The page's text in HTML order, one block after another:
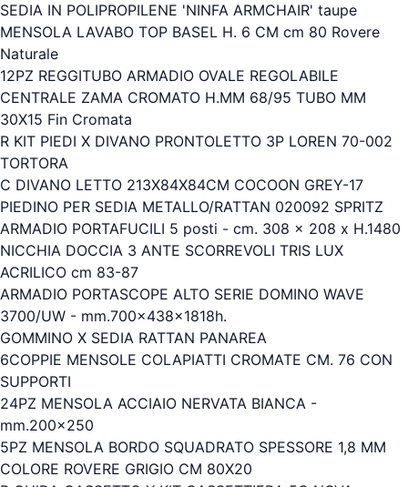
SEDIA IN POLIPROPILENE 'NINFA ARMCHAIR' taupe
MENSOLA LAVABO TOP BASEL H. 6 CM cm 80 Rovere
Naturale
12PZ REGGITUBO ARMADIO OVALE REGOLABILE
CENTRALE ZAMA CROMATO H.MM 68/95 TUBO MM
30X15 Fin Cromata
R KIT PIEDI X DIVANO PRONTOLETTO 3P LOREN 70-002
TORTORA
C DIVANO LETTO 213X84X84CM COCOON GREY-17
PIEDINO PER SEDIA METALLO/RATTAN 020092 SPRITZ
ARMADIO PORTAFUCILI 5 posti - cm. 308 x 208 x H.1480
NICCHIA DOCCIA 3 ANTE SCORREVOLI TRIS LUX
ACRILICO cm 83-87
ARMADIO PORTASCOPE ALTO SERIE DOMINO WAVE
3700/UW - mm.700x438x1818h.
GOMMINO X SEDIA RATTAN PANAREA
6COPPIE MENSOLE COLAPIATTI CROMATE CM. 76 CON
SUPPORTI
24PZ MENSOLA ACCIAIO NERVATA BIANCA -
mm.200x250
5PZ MENSOLA BORDO SQUADRATO SPESSORE 1,8 MM
COLORE ROVERE GRIGIO CM 80X20